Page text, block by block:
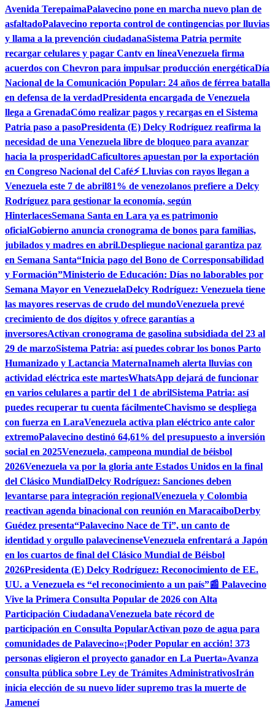
Avenida TerepaimaPalavecino pone en marcha nuevo plan de
asfaltadoPalavecino reporta control de contingencias por lluvias
y llama a la prevención ciudadanaSistema Patria permite
recargar celulares y pagar Cantv en líneaVenezuela firma
acuerdos con Chevron para impulsar producción energéticaDía
Nacional de la Comunicación Popular: 24 años de férrea batalla
en defensa de la verdadPresidenta encargada de Venezuela
llega a GrenadaCómo realizar pagos y recargas en el Sistema
Patria paso a pasoPresidenta (E) Delcy Rodríguez reafirma la
necesidad de una Venezuela libre de bloqueo para avanzar
hacia la prosperidadCaficultores apuestan por la exportación
en Congreso Nacional del Café⚡ Lluvias con rayos llegan a
Venezuela este 7 de abril81% de venezolanos prefiere a Delcy
Rodríguez para gestionar la economía, según
HinterlacesSemana Santa en Lara ya es patrimonio
oficialGobierno anuncia cronograma de bonos para familias,
jubilados y madres en abril.Despliegue nacional garantiza paz
en Semana Santa“Inicia pago del Bono de Corresponsabilidad
y Formación”Ministerio de Educación: Días no laborables por
Semana Mayor en VenezuelaDelcy Rodríguez: Venezuela tiene
las mayores reservas de crudo del mundoVenezuela prevé
crecimiento de dos dígitos y ofrece garantías a
inversoresActivan cronograma de gasolina subsidiada del 23 al
29 de marzoSistema Patria: así puedes cobrar los bonos Parto
Humanizado y Lactancia MaternaInameh alerta lluvias con
actividad eléctrica este martesWhatsApp dejará de funcionar
en varios celulares a partir del 1 de abrilSistema Patria: así
puedes recuperar tu cuenta fácilmenteChavismo se despliega
con fuerza en LaraVenezuela activa plan eléctrico ante calor
extremoPalavecino destinó 64,61% del presupuesto a inversión
social en 2025Venezuela, campeona mundial de béisbol
2026Venezuela va por la gloria ante Estados Unidos en la final
del Clásico MundialDelcy Rodríguez: Sanciones deben
levantarse para integración regionalVenezuela y Colombia
reactivan agenda binacional con reunión en MaracaiboDerby
Guédez presenta“Palavecino Nace de Ti”, un canto de
identidad y orgullo palavecinenseVenezuela enfrentará a Japón
en los cuartos de final del Clásico Mundial de Béisbol
2026Presidenta (E) Delcy Rodríguez: Reconocimiento de EE.
UU. a Venezuela es “el reconocimiento a un país”📰 Palavecino
Vive la Primera Consulta Popular de 2026 con Alta
Participación CiudadanaVenezuela bate récord de
participación en Consulta PopularActivan pozo de agua para
comunidades de Palavecino«¡Poder Popular en acción! 373
personas eligieron el proyecto ganador en La Puerta»Avanza
consulta pública sobre Ley de Trámites AdministrativosIrán
inicia elección de su nuevo líder supremo tras la muerte de
Jameneí